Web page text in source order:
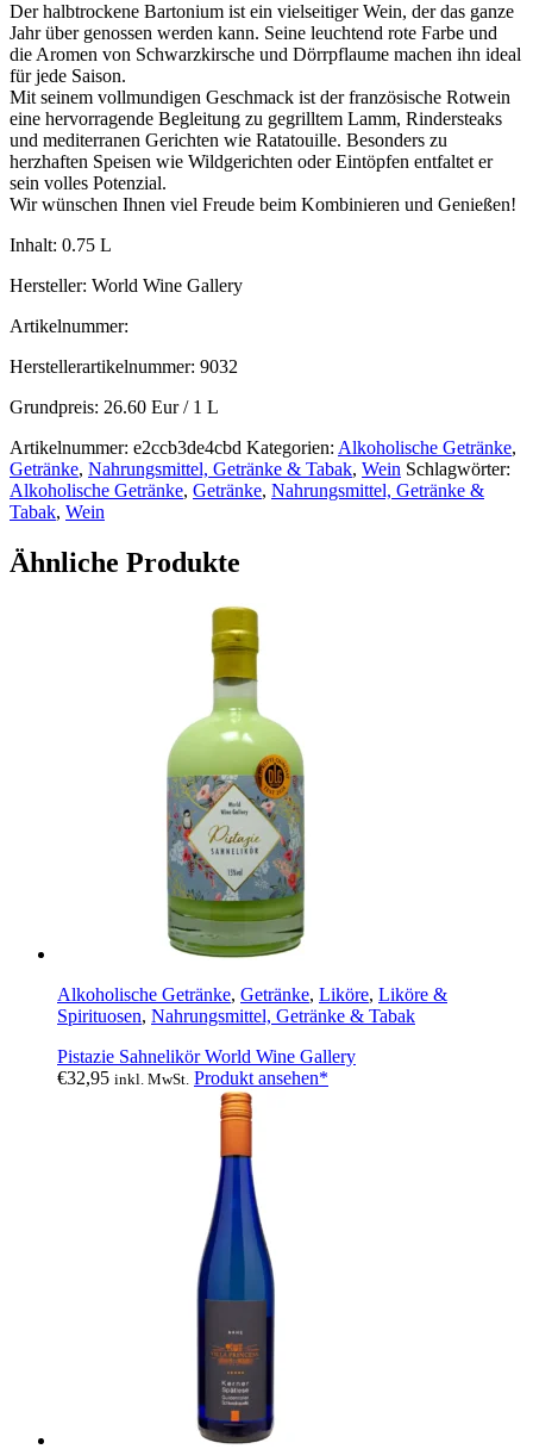
Der halbtrockene Bartonium ist ein vielseitiger Wein, der das ganze
Jahr über genossen werden kann. Seine leuchtend rote Farbe und
die Aromen von Schwarzkirsche und Dörrpflaume machen ihn ideal
für jede Saison.
Mit seinem vollmundigen Geschmack ist der französische Rotwein
eine hervorragende Begleitung zu gegrilltem Lamm, Rindersteaks
und mediterranen Gerichten wie Ratatouille. Besonders zu
herzhaften Speisen wie Wildgerichten oder Eintöpfen entfaltet er
sein volles Potenzial.
Wir wünschen Ihnen viel Freude beim Kombinieren und Genießen!
Inhalt: 0.75 L
Hersteller: World Wine Gallery
Artikelnummer:
Herstellerartikelnummer: 9032
Grundpreis: 26.60 Eur / 1 L
Artikelnummer: e2ccb3de4cbd Kategorien: Alkoholische Getränke,
Getränke, Nahrungsmittel, Getränke & Tabak, Wein Schlagwörter:
Alkoholische Getränke, Getränke, Nahrungsmittel, Getränke &
Tabak, Wein
Ähnliche Produkte
Alkoholische Getränke, Getränke, Liköre, Liköre &
Spirituosen, Nahrungsmittel, Getränke & Tabak
Pistazie Sahnelikör World Wine Gallery
€32,95 inkl. MwSt. Produkt ansehen*